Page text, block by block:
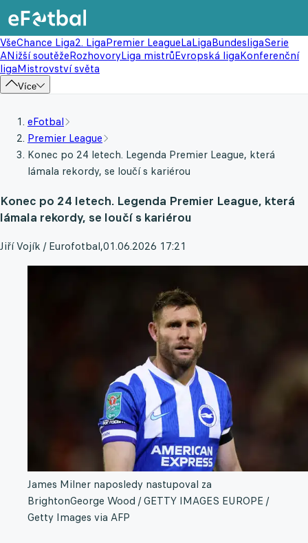
VšeChance Liga2. LigaPremier LeagueLaLigaBundesligaSerie
ANižší soutěžeRozhovoryLiga mistrůEvropská ligaKonferenční
ligaMistrovství světa
Více
eFotbal
Premier League
Konec po 24 letech. Legenda Premier League, která
lámala rekordy, se loučí s kariérou
Konec po 24 letech. Legenda Premier League, která
lámala rekordy, se loučí s kariérou
Jiří Vojík / Eurofotbal,01.06.2026 17:21
James Milner naposledy nastupoval za
BrightonGeorge Wood / GETTY IMAGES EUROPE /
Getty Images via AFP